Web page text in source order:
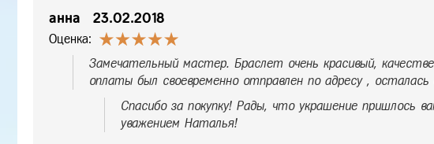
анна 23.02.2018
Оценка:
Замечательный мастер. Браслет очень красивый,
оплаты был своевременно отправлен по адресу , осталась
Спасибо за покупку! Рады, что украшение пришлось
уважением Наталья!